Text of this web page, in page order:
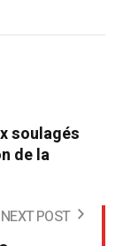
soulagés
de la
NEXT POST